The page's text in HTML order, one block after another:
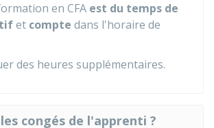
en CFA est du temps de
et compte dans l'horaire de
des heures supplémentaires.
congés de l'apprenti ?